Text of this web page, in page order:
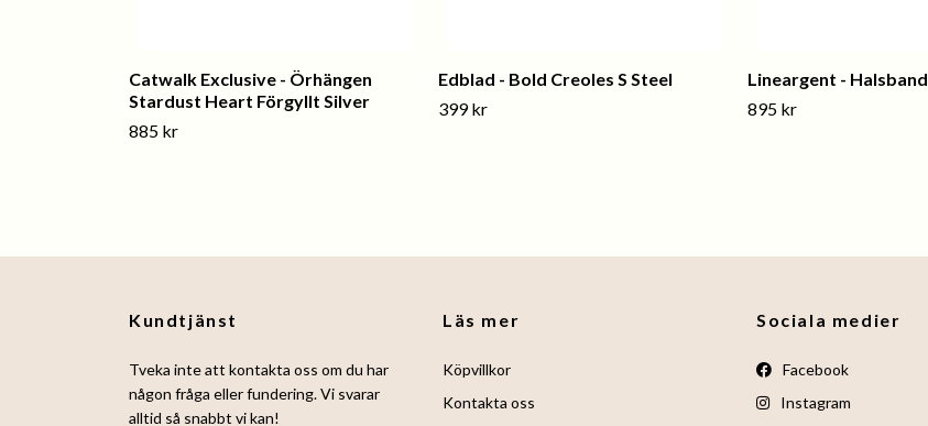
Catwalk Exclusive - Örhängen
Stardust Heart Förgyllt Silver
885 kr
Edblad - Bold Creoles S Steel
399 kr
Lineargent - Halsband
895 kr
Kundtjänst
Tveka inte att kontakta oss om du har
någon fråga eller fundering. Vi svarar
alltid så snabbt vi kan!
Läs mer
Köpvillkor
Kontakta oss
Sociala medier
Facebook
Instagram